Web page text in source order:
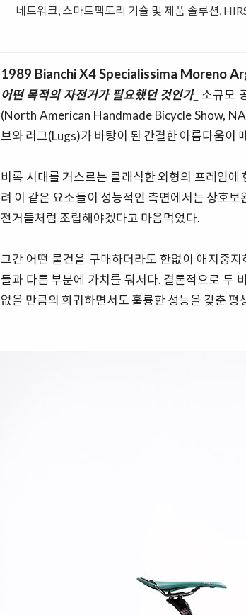
네트워크, 스마트팩토리 기술 및 제품 솔루션,
1989 Bianchi X4 Specialissima Moreno
어떤 목적의 자전거가 필요했던 것인가_ 소규모
(North American Handmade Bicycle Show,
브와 러그(Lugs)가 바탕이 된 간결한 아름다움이
비록 시대를 거스르는 클래식한 외형의 프레임에
려 이 같은 요소들이 성능적인 측면에서는 상호
전거들처럼 조립해야겠다고 마음먹었다.
그간 어떤 물건을 구매하더라도 한없이 애지중
들과 다른 부분에 가치를 둬서다. 결론적으로 두
없을 만큼의 희귀하면서도 훌륭한 성능을 갖춘